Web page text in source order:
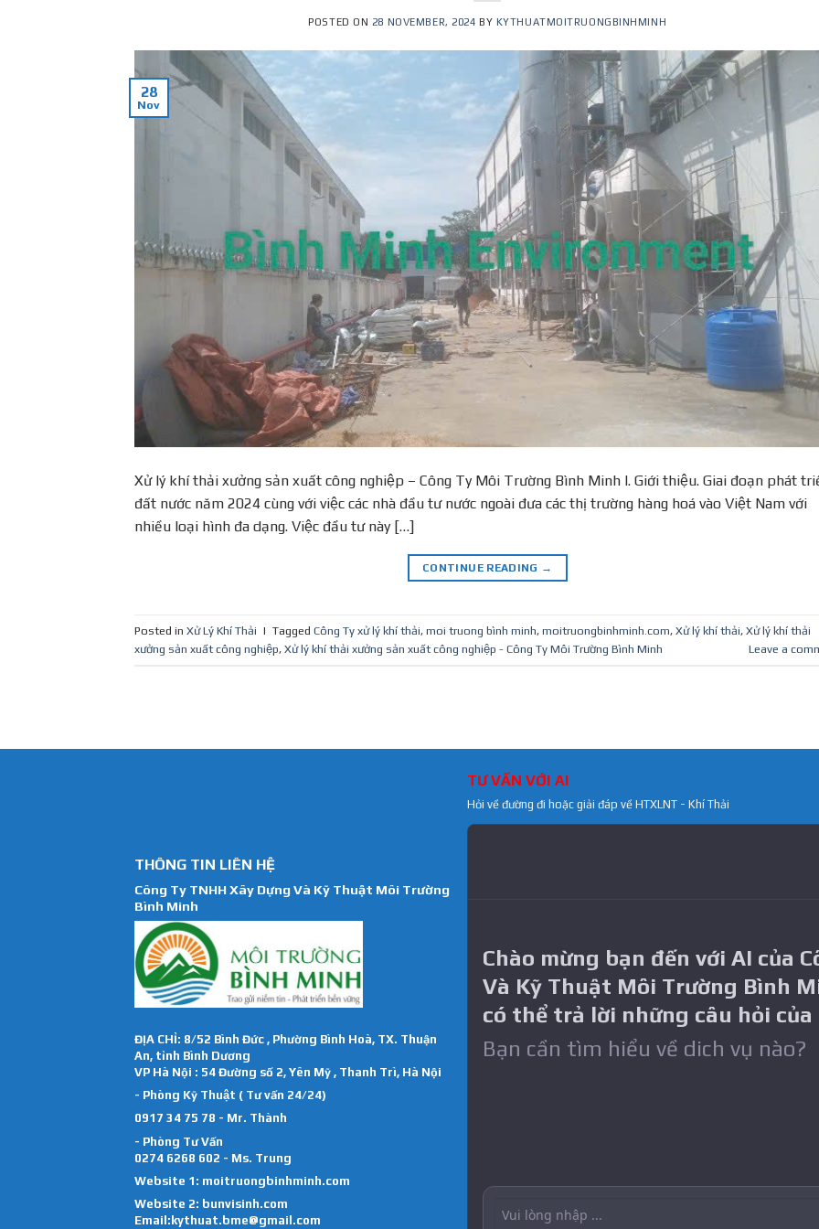
POSTED ON 28 NOVEMBER, 2024 BY KYTHUATMOITRUONGBINHMINH
28
Nov
Xử lý khí thải xưởng sản xuất công nghiệp – Công Ty Môi Trường Bình Minh I. Giới thiệu. Giai đoạn phát
đất nước năm 2024 cùng với việc các nhà đầu tư nước ngoài đưa các thị trường hàng hoá vào Việt Nam với
nhiều loại hình đa dạng. Việc đầu tư này […]
CONTINUE READING →
Posted in Xử Lý Khí Thải | Tagged Công Ty xử lý khí thải, moi truong bình minh, moitruongbinhminh.com, Xử lý khí thải, Xử lý khí thải
xưởng sản xuất công nghiệp, Xử lý khí thải xưởng sản xuất công nghiệp - Công Ty Môi Trường Bình Minh Leave a
THÔNG TIN LIÊN HỆ
Công Ty TNHH Xây Dựng Và Kỹ Thuật Môi Trường
Bình Minh
ĐỊA CHỈ: 8/52 Bình Đức , Phường Bình Hoà, TX. Thuận
An, tỉnh Bình Dương
VP Hà Nội : 54 Đường số 2, Yên Mỹ , Thanh Trì, Hà Nội
- Phòng Kỹ Thuật ( Tư vấn 24/24)
0917 34 75 78 - Mr. Thành
- Phòng Tư Vấn
0274 6268 602 - Ms. Trung
Website 1: moitruongbinhminh.com
Website 2: bunvisinh.com
Email:kythuat.bme@gmail.com
TƯ VẤN VỚI AI
Hỏi về đường đi hoặc giải đáp về HTXLNT - Khí Thải
Chào mừng bạn đến với AI của
Và Kỹ Thuật Môi Trường Bình
có thể trả lời những câu hỏi của
Bạn cần tìm hiểu về dich vụ nào?